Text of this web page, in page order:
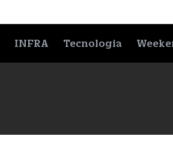
INFRA Tecnologia